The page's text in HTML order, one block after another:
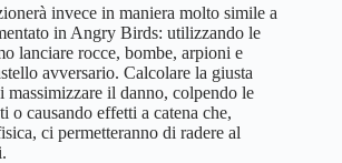
invece in maniera molto simile a
in Angry Birds: utilizzando le
lanciare rocce, bombe, arpioni e
avversario. Calcolare la giusta
massimizzare il danno, colpendo le
o causando effetti a catena che,
ci permetteranno di radere al